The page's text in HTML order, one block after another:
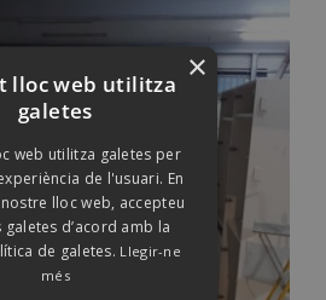
×
lloc web utilitza
galetes
web utilitza galetes per
de l'usuari. En
lloc web, accepteu
d’acord amb la
de galetes. Llegir-ne
més